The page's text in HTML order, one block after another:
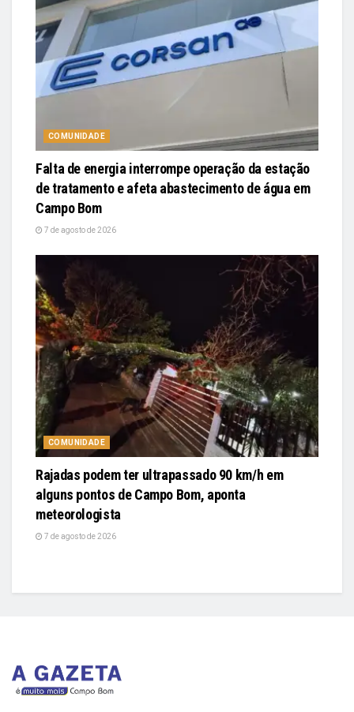
COMUNIDADE
Falta de energia interrompe operação da estação
de tratamento e afeta abastecimento de água em
Campo Bom
7 de agosto de 2026
COMUNIDADE
Rajadas podem ter ultrapassado 90 km/h em
alguns pontos de Campo Bom, aponta
meteorologista
7 de agosto de 2026